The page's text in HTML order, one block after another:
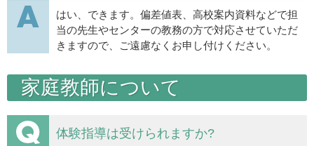
はい、できます。偏差値表、高校案内資料などで担
当の先生やセンターの教務の方で対応させていただ
きますので、ご遠慮なくお申し付けください。
家庭教師について
体験指導は受けられますか?